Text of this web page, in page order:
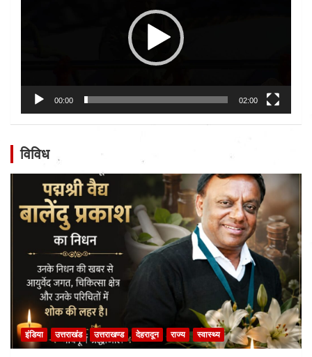
00:00 02:00
विविध
इंडिया उत्तराखंड उत्तराखण्ड देहरादून राज्य स्वास्थ्य